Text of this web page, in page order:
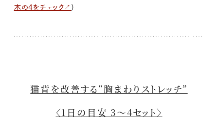
本の4をチェック↗ ）
猫背を改善する“胸まわりストレッチ”
〈1日の目安 3～4セット〉